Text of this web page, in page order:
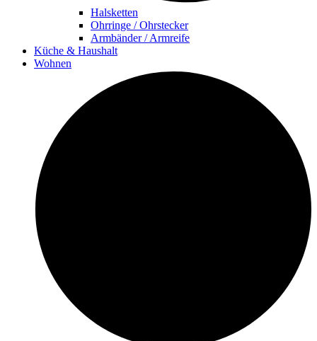
Halsketten
Ohrringe / Ohrstecker
Armbänder / Armreife
Küche & Haushalt
Wohnen